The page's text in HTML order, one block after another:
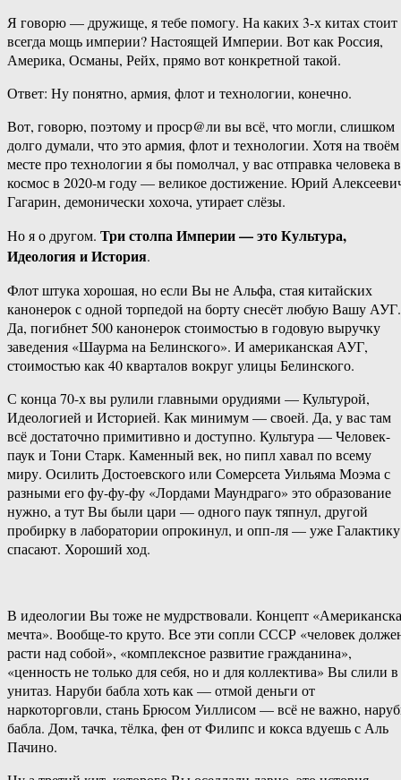
Я говорю — дружище, я тебе помогу. На каких 3-х китах стоит
всегда мощь империи? Настоящей Империи. Вот как Россия,
Америка, Османы, Рейх, прямо вот конкретной такой.
Ответ: Ну понятно, армия, флот и технологии, конечно.
Вот, говорю, поэтому и проср@ли вы всё, что могли, слишком
долго думали, что это армия, флот и технологии. Хотя на твоём
месте про технологии я бы помолчал, у вас отправка человека в
космос в 2020-м году — великое достижение. Юрий
Гагарин, демонически хохоча, утирает слёзы.
Но я о другом. Три столпа Империи — это Культура,
Идеология и История.
Флот штука хорошая, но если Вы не Альфа, стая китайских
канонерок с одной торпедой на борту снесёт любую Вашу АУГ.
Да, погибнет 500 канонерок стоимостью в годовую выручку
заведения «Шаурма на Белинского». И американская АУГ,
стоимостью как 40 кварталов вокруг улицы Белинского.
С конца 70-х вы рулили главными орудиями — Культурой,
Идеологией и Историей. Как минимум — своей. Да, у вас там
всё достаточно примитивно и доступно. Культура — Человек-
паук и Тони Старк. Каменный век, но пипл хавал по всему
миру. Осилить Достоевского или Сомерсета Уильяма Моэма с
разными его фу-фу-фу «Лордами Маундраго» это образование
нужно, а тут Вы были цари — одного паук тяпнул, другой
пробирку в лаборатории опрокинул, и опп-ля — уже Галактику
спасают. Хороший ход.
В идеологии Вы тоже не мудрствовали. Концепт
мечта». Вообще-то круто. Все эти сопли СССР «человек
расти над собой», «комплексное развитие гражданина»,
«ценность не только для себя, но и для коллектива» Вы слили в
унитаз. Наруби бабла хоть как — отмой деньги от
наркоторговли, стань Брюсом Уиллисом — всё не важно,
бабла. Дом, тачка, тёлка, фен от Филипс и кокса вдуешь с Аль
Пачино.